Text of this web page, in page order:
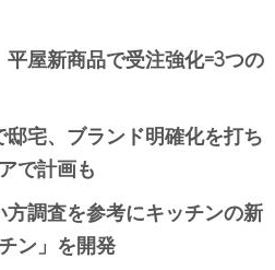
屋新商品で受注強化=3つの
宅、ブランド明確化を打ち
で計画も
調査を参考にキッチンの新
ン」を開発